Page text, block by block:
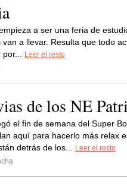
a ser una feria de
a llevar. Resulta que todo
Leer el resto
de los NE
el fin de semana del Super
aquí para hacerlo más relax
detrás de los...
Leer el resto